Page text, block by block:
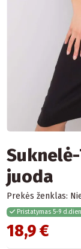
juoda
Prekės ženklas:
Pristatymas 5-9
18,9 €